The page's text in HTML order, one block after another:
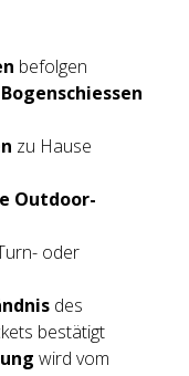
befolgen
zu Hause
Outdoor-
oder
des
bestätigt
wird vom